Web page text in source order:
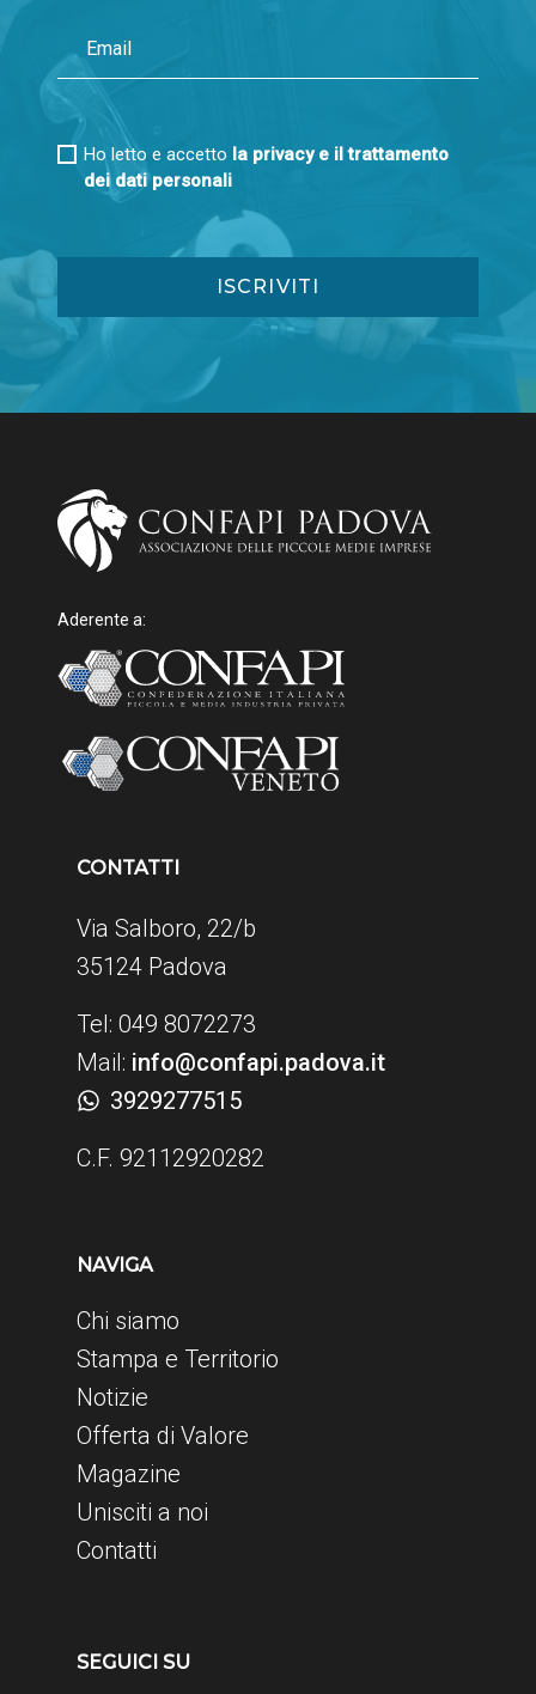
Ho letto e accetto la privacy e il trattamento
dei dati personali
Aderente a:
CONTATTI
Via Salboro, 22/b
35124 Padova
Tel: 049 8072273
Mail: info@confapi.padova.it
3929277515
C.F. 92112920282
NAVIGA
Chi siamo
Stampa e Territorio
Notizie
Offerta di Valore
Magazine
Unisciti a noi
Contatti
SEGUICI SU